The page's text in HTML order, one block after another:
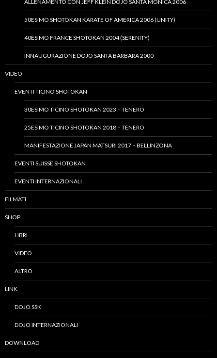
ALLENAMENTO CON JEFF KLEIN DOJO SANTA MONICA 2006
50ESIMO SHOTOKAN KARATE OF AMERICA 2006 (UNITY)
40ESIMO FRANCE SHOTOKAN 2004 (SERENITY)
INNAUGURAZIONE DOJO SANTA BARBARA 2000
VIDEO
EVENTI TICINO SHOTOKAN
30ESIMO TICINO SHOTOKAN 2023 – TENERO
25ESIMO TICINO SHOTOKAN 2018 – TENERO
MANIFESTAZIONE JAPAN MATSURI 2017 – BELLINZONA
EVENTI SUISSE SHOTOKAN
EVENTI INTERNAZIONALI
FILMATI
SHOP
LIBRI
VIDEO
ALTRO
LINK
DOJO SSK
DOJO INTERNAZIONALI
DOWNLOAD